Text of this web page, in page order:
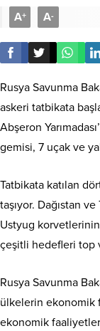
A+ A-
Rusya Savunma
askeri tatbikata
Abşeron
gemisi, 7 uçak ve
Tatbikata katılan
taşıyor. Dağıstan
Ustyug korvetlerinin
çeşitli hedefleri top
Rusya Savunma
ülkelerin ekonomik
ekonomik faaliyetleri